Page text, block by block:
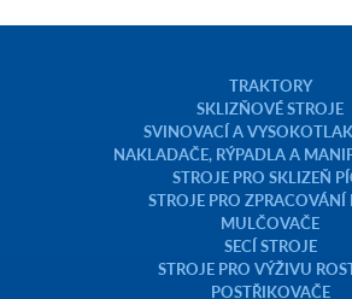
TRAKTORY
SKLIZŇOVÉ STROJE
SVINOVACÍ A
NAKLADAČE, RÝPADLA A
STROJE PRO SKLIZEŇ
STROJE PRO ZPRACOVÁNÍ
MULČOVAČE
SECÍ STROJE
STROJE PRO VÝŽIVU
POSTŘIKOVAČE